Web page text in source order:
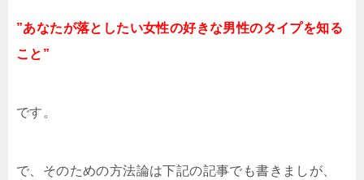
”あなたが落としたい女性の好きな男性のタイプを知る
こと”
です。
で、そのための方法論は下記の記事でも書きましが、